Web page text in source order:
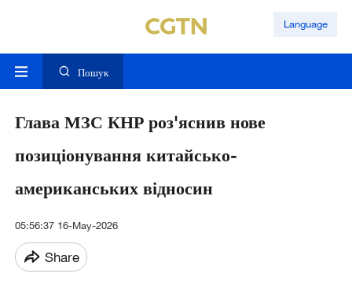
Language
Пошук
Глава МЗС КНР роз'яснив нове
позиціонування китайсько-
американських відносин
05:56:37 16-May-2026
Share